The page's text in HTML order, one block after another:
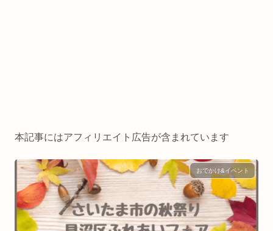
本記事にはアフィリエイト広告が含まれています
おでかけ&イベント